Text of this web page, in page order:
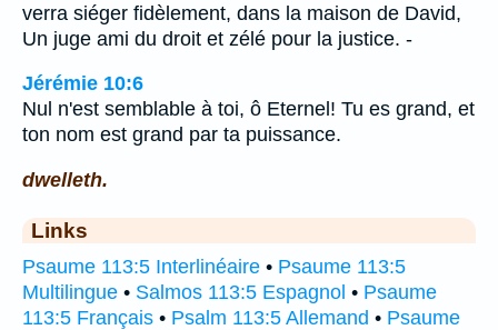
verra siéger fidèlement, dans la maison de David,
Un juge ami du droit et zélé pour la justice. -
Jérémie 10:6
Nul n'est semblable à toi, ô Eternel! Tu es grand, et
ton nom est grand par ta puissance.
dwelleth.
Links
Psaume 113:5 Interlinéaire • Psaume 113:5
Multilingue • Salmos 113:5 Espagnol • Psaume
113:5 Français • Psalm 113:5 Allemand • Psaume